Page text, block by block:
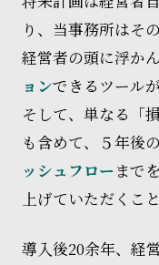
り、当事務所はそ
経営者の頭に浮か
ョンできるツール
そして、単なる「
も含めて、５年後
ッシュフローまで
上げていただくこ
導入後20余年、経